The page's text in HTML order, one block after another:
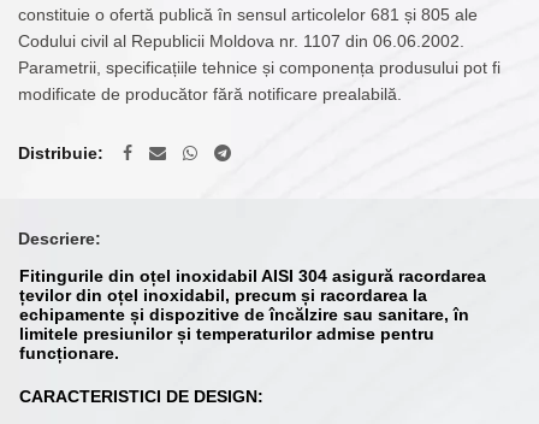
constituie o ofertă publică în sensul articolelor 681 și 805 ale
Codului civil al Republicii Moldova nr. 1107 din 06.06.2002.
Parametrii, specificațiile tehnice și componența produsului pot fi
modificate de producător fără notificare prealabilă.
Distribuie
Descriere:
Fitingurile din oțel inoxidabil AISI 304 asigură racordarea
țevilor din oțel inoxidabil, precum și racordarea la
echipamente și dispozitive de încălzire sau sanitare, în
limitele presiunilor și temperaturilor admise pentru
funcționare.
CARACTERISTICI DE DESIGN: